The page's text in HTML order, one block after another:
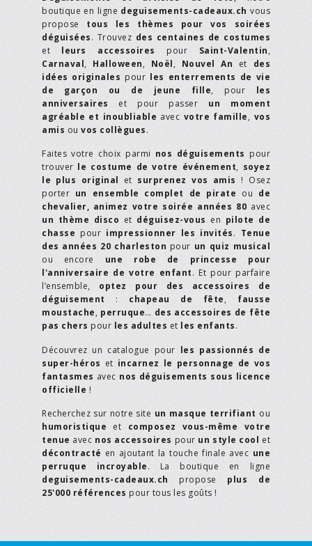
boutique en ligne deguisements-cadeaux.ch vous
propose tous les thèmes pour vos soirées
déguisées. Trouvez des centaines de costumes
et leurs accessoires pour Saint-Valentin,
Carnaval, Halloween, Noël, Nouvel An et des
idées originales pour les enterrements de vie
de garçon ou de jeune fille, pour les
anniversaires et pour passer un moment
agréable et inoubliable avec votre famille, vos
amis ou vos collègues.
Faites votre choix parmi nos déguisements pour
trouver le costume de votre événement, soyez
le plus original et surprenez vos amis ! Osez
porter un ensemble complet de pirate ou de
chevalier, animez votre soirée années 80 avec
un thème disco et déguisez-vous en pilote de
chasse pour impressionner les invités. Tenue
des années 20 charleston pour un quiz musical
ou encore une robe de princesse pour
l'anniversaire de votre enfant. Et pour parfaire
l’ensemble, optez pour des accessoires de
déguisement : chapeau de fête, fausse
moustache, perruque… des accessoires de fête
pas chers pour les adultes et les enfants.
Découvrez un catalogue pour les passionnés de
super-héros et incarnez le personnage de vos
fantasmes avec nos déguisements sous licence
officielle !
Recherchez sur notre site un masque terrifiant ou
humoristique et composez vous-même votre
tenue avec nos accessoires pour un style cool et
décontracté en ajoutant la touche finale avec une
perruque incroyable. La boutique en ligne
deguisements-cadeaux.ch propose plus de
25'000 références pour tous les goûts !